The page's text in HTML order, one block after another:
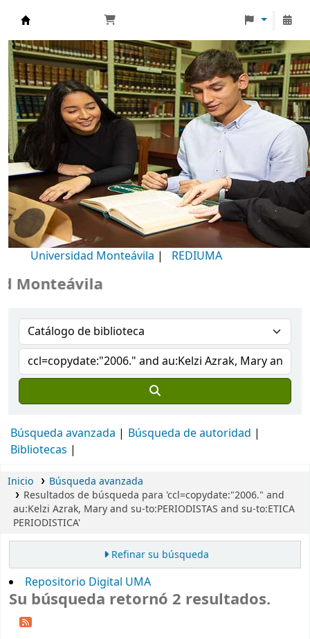
Biblioteca Universidad Monteávila
Universidad Monteávila | REDIUMA
Búsqueda avanzada
Búsqueda de autoridad
Bibliotecas
Inicio
Búsqueda avanzada
Resultados de búsqueda para 'ccl=copydate:"2006." and
au:Kelzi Azrak, Mary and su-to:PERIODISTAS and su-to:ETICA
PERIODISTICA'
Refinar su búsqueda
Repositorio Digital UMA
Su búsqueda retornó 2 resultados.